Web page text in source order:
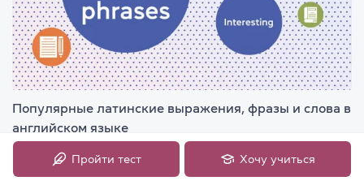
Популярные латинские выражения, фразы и слова в
английском языке
7 минут
Пройти тест
Хочу учиться